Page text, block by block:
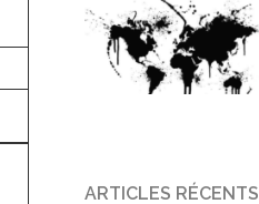
ARTICLES RÉCENTS